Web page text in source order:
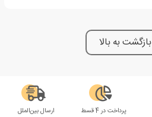
بازگشت به بالا
پرداخت در 4 قسط ارسال بین‌الملل